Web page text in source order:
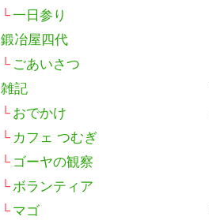
一日参り
鍛冶屋四代
ごあいさつ
雑記
おでかけ
カフェ つむぎ
ゴーヤの観察
ボランティア
マゴ